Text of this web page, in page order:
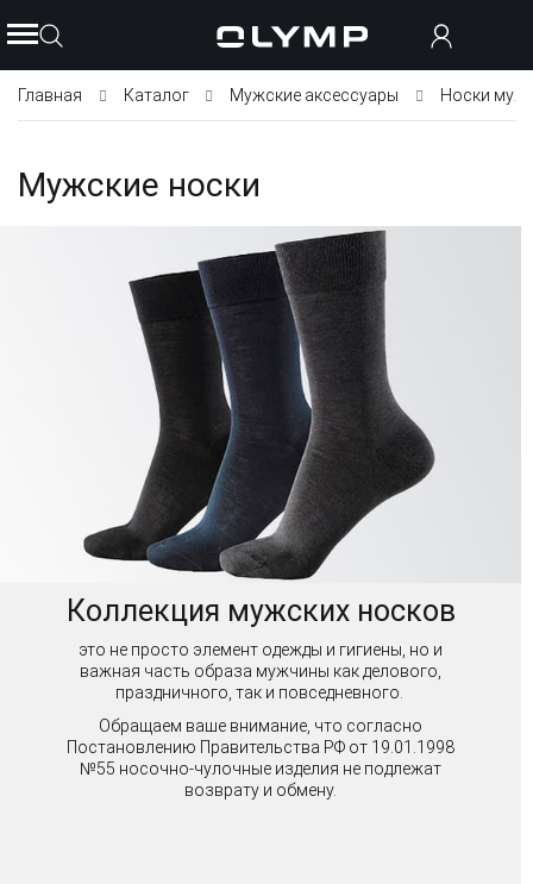
Главная Каталог Мужские аксессуары Носки
Мужские носки
Коллекция мужских носков
это не просто элемент одежды и гигиены, но и
важная часть образа мужчины как делового,
праздничного, так и повседневного.
Обращаем ваше внимание, что согласно
Постановлению Правительства РФ от 19.01.1998
№55 носочно-чулочные изделия не подлежат
возврату и обмену.